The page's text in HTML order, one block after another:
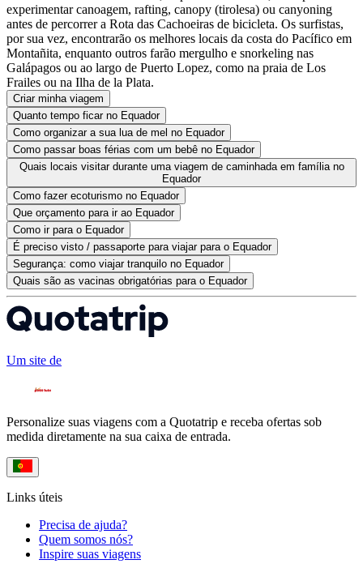
experimentar canoagem, rafting, canopy (tirolesa) ou canyoning
antes de percorrer a Rota das Cachoeiras de bicicleta. Os surfistas,
por sua vez, encontrarão os melhores locais da costa do Pacífico em
Montañita, enquanto outros farão mergulho e snorkeling nas
Galápagos ou ao largo de Puerto Lopez, como na praia de Los
Frailes ou na Ilha de la Plata.
Criar minha viagem
Quanto tempo ficar no Equador
Como organizar a sua lua de mel no Equador
Como passar boas férias com um bebê no Equador
Quais locais visitar durante uma viagem de caminhada em família no
Equador
Como fazer ecoturismo no Equador
Que orçamento para ir ao Equador
Como ir para o Equador
É preciso visto / passaporte para viajar para o Equador
Segurança: como viajar tranquilo no Equador
Quais são as vacinas obrigatórias para o Equador
Um site de
Personalize suas viagens com a Quotatrip e receba ofertas sob
medida diretamente na sua caixa de entrada.
Links úteis
Precisa de ajuda?
Quem somos nós?
Inspire suas viagens